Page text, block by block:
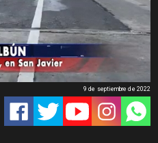
9 de septiembre de 2022